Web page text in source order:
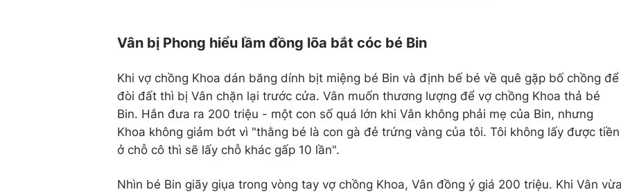
Vân bị Phong hiểu lầm đồng lõa bắt cóc bé Bin
Khi vợ chồng Khoa dán băng dính bịt miệng bé Bin và định bế bé về quê gặp bố chồng để
đòi đất thì bị Vân chặn lại trước cửa. Vân muốn thương lượng để vợ chồng Khoa thả bé
Bin. Hắn đưa ra 200 triệu - một con số quá lớn khi Vân không phải mẹ của Bin, nhưng
Khoa không giảm bớt vì "thằng bé là con gà đẻ trứng vàng của tôi. Tôi không lấy được tiền
ở chỗ cô thì sẽ lấy chỗ khác gấp 10 lần".
Nhìn bé Bin giãy giụa trong vòng tay vợ chồng Khoa, Vân đồng ý giá 200 triệu. Khi Vân